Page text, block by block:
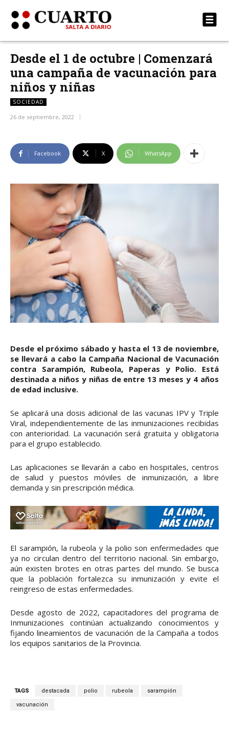
Desde el 1 de octubre | Comenzará
una campaña de vacunación para
niños y niñas
SOCIEDAD
26 de septiembre, 2022
Facebook X WhatsApp
Desde el próximo sábado y hasta el 13 de noviembre,
se llevará a cabo la Campaña Nacional de Vacunación
contra Sarampión, Rubeola, Paperas y Polio. Está
destinada a niños y niñas de entre 13 meses y 4 años
de edad inclusive.
Se aplicará una dosis adicional de las vacunas IPV y Triple
Viral, independientemente de las inmunizaciones recibidas
con anterioridad. La vacunación será gratuita y obligatoria
para el grupo establecido.
Las aplicaciones se llevarán a cabo en hospitales, centros
de salud y puestos móviles de inmunización, a libre
demanda y sin prescripción médica.
El sarampión, la rubeola y la polio son enfermedades que
ya no circulan dentro del territorio nacional. Sin embargo,
aún existen brotes en otras partes del mundo. Se busca
que la población fortalezca su inmunización y evite el
reingreso de estas enfermedades.
Desde agosto de 2022, capacitadores del programa de
Inmunizaciones continúan actualizando conocimientos y
fijando lineamientos de vacunación de la Campaña a todos
los equipos sanitarios de la Provincia.
TAGS destacada polio rubeola sarampión
vacunación